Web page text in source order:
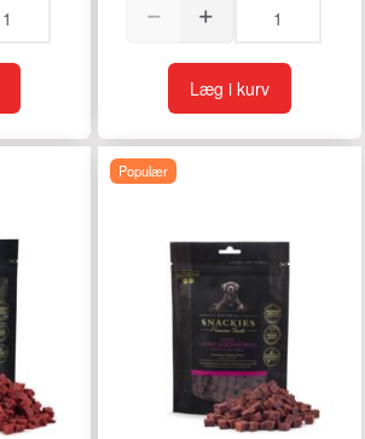
Læg i kurv
Populær